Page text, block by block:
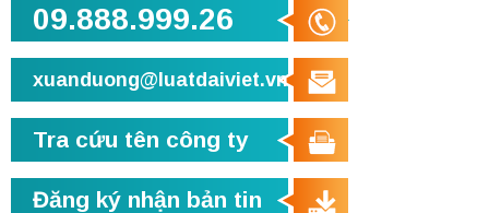
09.888.999.26
xuanduong@luatdaiviet.vn
Tra cứu tên công ty
Đăng ký nhận bản tin